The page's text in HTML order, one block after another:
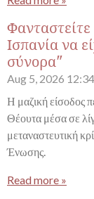
Ισπανία να
σύνορα"
Aug 5, 2026
Η μαζική είσοδος
Θέουτα μέσα σε
μεταναστευτική
Ένωσης.
Read more »